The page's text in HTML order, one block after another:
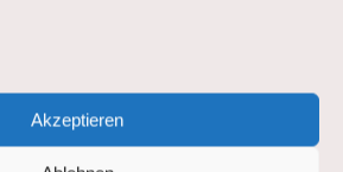
Akzeptieren
an einer